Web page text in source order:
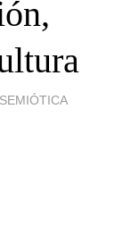
SEMIÓTICA